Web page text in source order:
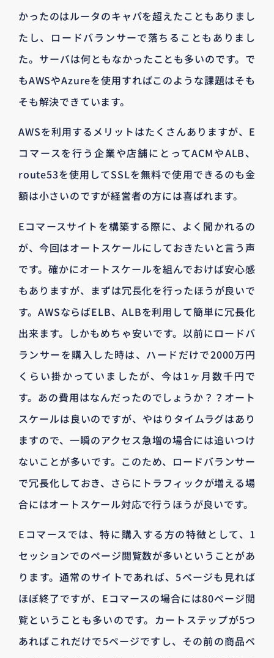
かったのはルータのキャパを超えたこともありまし
たし、ロードバランサーで落ちることもありまし
た。サーバは何ともなかったことも多いのです。で
もAWSやAzureを使用すればこのような課題はそも
そも解決できています。
AWSを利用するメリットはたくさんありますが、E
コマースを行う企業や店舗にとってACMやALB、
route53を使用してSSLを無料で使用できるのも金
額は小さいのですが経営者の方には喜ばれます。
Eコマースサイトを構築する際に、よく聞かれるの
が、今回はオートスケールにしておきたいと言う声
です。確かにオートスケールを組んでおけば安心感
もありますが、まずは冗長化を行ったほうが良いで
す。AWSならばELB、ALBを利用して簡単に冗長化
出来ます。しかもめちゃ安いです。以前にロードバ
ランサーを購入した時は、ハードだけで2000万円
くらい掛かっていましたが、今は1ヶ月数千円で
す。あの費用はなんだったのでしょうか？？オート
スケールは良いのですが、やはりタイムラグはあり
ますので、一瞬のアクセス急増の場合には追いつけ
ないことが多いです。このため、ロードバランサー
で冗長化しておき、さらにトラフィックが増える場
合にはオートスケール対応で行うほうが良いです。
Eコマースでは、特に購入する方の特徴として、1
セッションでのページ閲覧数が多いということがあ
ります。通常のサイトであれば、5ページも見れば
ほぼ終了ですが、Eコマースの場合には80ページ閲
覧ということも多いのです。カートステップが5つ
あればこれだけで5ページですし、その前の商品ペ